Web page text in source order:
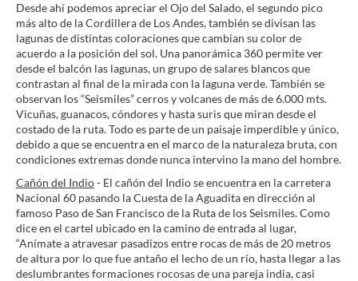
Desde ahí podemos apreciar el Ojo del Salado, el segundo pico
más alto de la Cordillera de Los Andes, también se divisan las
lagunas de distintas coloraciones que cambian su color de
acuerdo a la posición del sol. Una panorámica 360 permite ver
desde el balcón las lagunas, un grupo de salares blancos que
contrastan al final de la mirada con la laguna verde. También se
observan los “Seismiles” cerros y volcanes de más de 6.000 mts.
Vicuñas, guanacos, cóndores y hasta suris que miran desde el
costado de la ruta. Todo es parte de un paisaje imperdible y único,
debido a que se encuentra en el marco de la naturaleza bruta, con
condiciones extremas donde nunca intervino la mano del hombre.
Cañón del Indio- El cañón del Indio se encuentra en la carretera
Nacional 60 pasando la Cuesta de la Aguadita en dirección al
famoso Paso de San Francisco de la Ruta de los Seismiles. Como
dice en el cartel ubicado en la camino de entrada al lugar,
“Anímate a atravesar pasadizos entre rocas de más de 20 metros
de altura por lo que fue antaño el lecho de un río, hasta llegar a las
deslumbrantes formaciones rocosas de una pareja india, casi